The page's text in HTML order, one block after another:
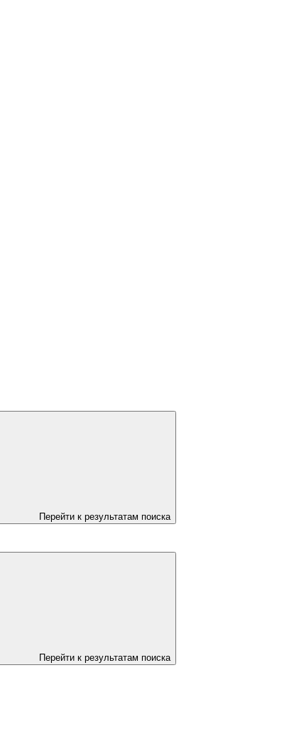
Перейти к результатам поиска
Перейти к результатам поиска